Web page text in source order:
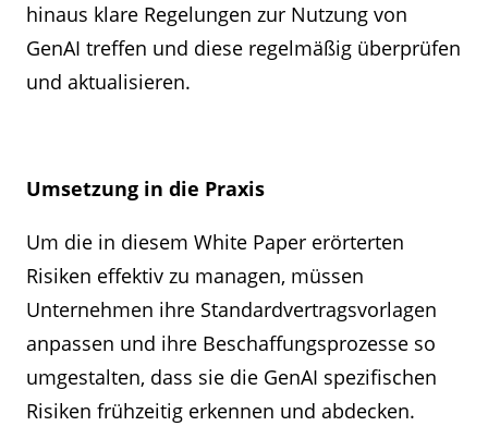
hinaus klare Regelungen zur Nutzung von
GenAI treffen und diese regelmäßig überprüfen
und aktualisieren.
Umsetzung in die Praxis
Um die in diesem White Paper erörterten
Risiken effektiv zu managen, müssen
Unternehmen ihre Standardvertragsvorlagen
anpassen und ihre Beschaffungsprozesse so
umgestalten, dass sie die GenAI spezifischen
Risiken frühzeitig erkennen und abdecken.